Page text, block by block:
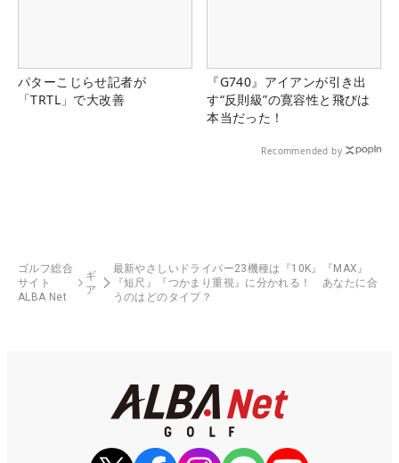
パターこじらせ記者が
「TRTL」で大改善
『G740』アイアンが引き出
す“反則級”の寛容性と飛びは
本当だった！
Recommended by
ゴルフ総合
サイト
ALBA Net
ギ
ア
最新やさしいドライバー23機種は『10K』『MAX』
『短尺』『つかまり重視』に分かれる！ あなたに合
うのはどのタイプ？